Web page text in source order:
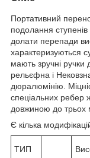
Портативний
подолання
долати перепади
характеризуються
мають зручні ручки
рельєфна і
дюралюмінію.
спеціальних ребер
довжиною до трьох
Є кілька
ТИП